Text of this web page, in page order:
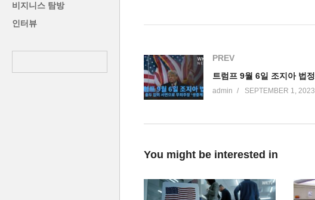
비지니스 탐방
인터뷰
PREV
admin SEPTEMBER 1, 2023
You might be interested in